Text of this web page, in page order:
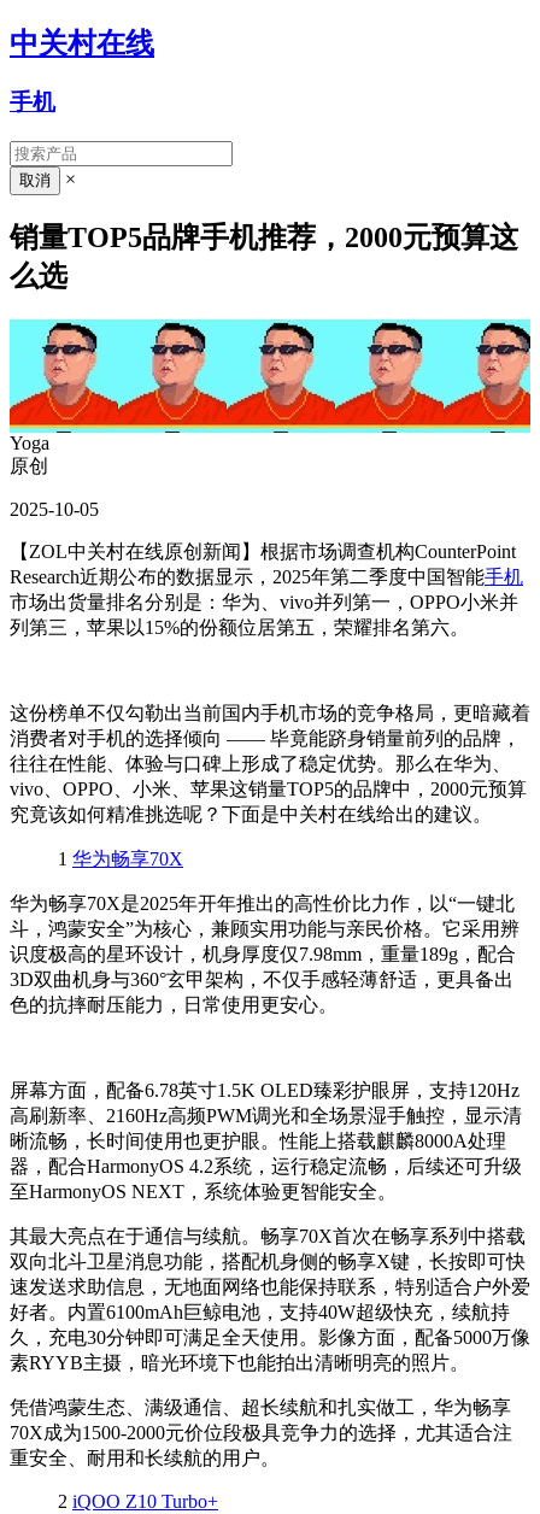
中关村在线
手机
×
销量TOP5品牌手机推荐，2000元预算这
么选
Yoga
原创
2025-10-05
【ZOL中关村在线原创新闻】根据市场调查机构CounterPoint
Research近期公布的数据显示，2025年第二季度中国智能手机
市场出货量排名分别是： 华为、vivo并列第一，OPPO小米并
列第三，苹果以15%的份额位居第五，荣耀排名第六。
这份榜单不仅勾勒出当前国内手机市场的竞争格局，更暗藏着
消费者对手机的选择倾向 —— 毕竟能跻身销量前列的品牌，
往往在性能、体验与口碑上形成了稳定优势。那么在华为、
vivo、OPPO、小米、苹果这销量TOP5的品牌中，2000元预算
究竟该如何精准挑选呢？下面是中关村在线给出的建议。
1 华为畅享70X
华为畅享70X是2025年开年推出的高性价比力作，以“一键北
斗，鸿蒙安全”为核心，兼顾实用功能与亲民价格。它采用辨
识度极高的星环设计，机身厚度仅7.98mm，重量189g，配合
3D双曲机身与360°玄甲架构，不仅手感轻薄舒适，更具备出
色的抗摔耐压能力，日常使用更安心。
屏幕方面，配备6.78英寸1.5K OLED臻彩护眼屏，支持120Hz
高刷新率、2160Hz高频PWM调光和全场景湿手触控，显示清
晰流畅，长时间使用也更护眼。性能上搭载麒麟8000A处理
器，配合HarmonyOS 4.2系统，运行稳定流畅，后续还可升级
至HarmonyOS NEXT，系统体验更智能安全。
其最大亮点在于通信与续航。畅享70X首次在畅享系列中搭载
双向北斗卫星消息功能，搭配机身侧的畅享X键，长按即可快
速发送求助信息，无地面网络也能保持联系，特别适合户外爱
好者。内置6100mAh巨鲸电池，支持40W超级快充，续航持
久，充电30分钟即可满足全天使用。影像方面，配备5000万像
素RYYB主摄，暗光环境下也能拍出清晰明亮的照片。
凭借鸿蒙生态、满级通信、超长续航和扎实做工，华为畅享
70X成为1500-2000元价位段极具竞争力的选择，尤其适合注
重安全、耐用和长续航的用户。
2 iQOO Z10 Turbo+